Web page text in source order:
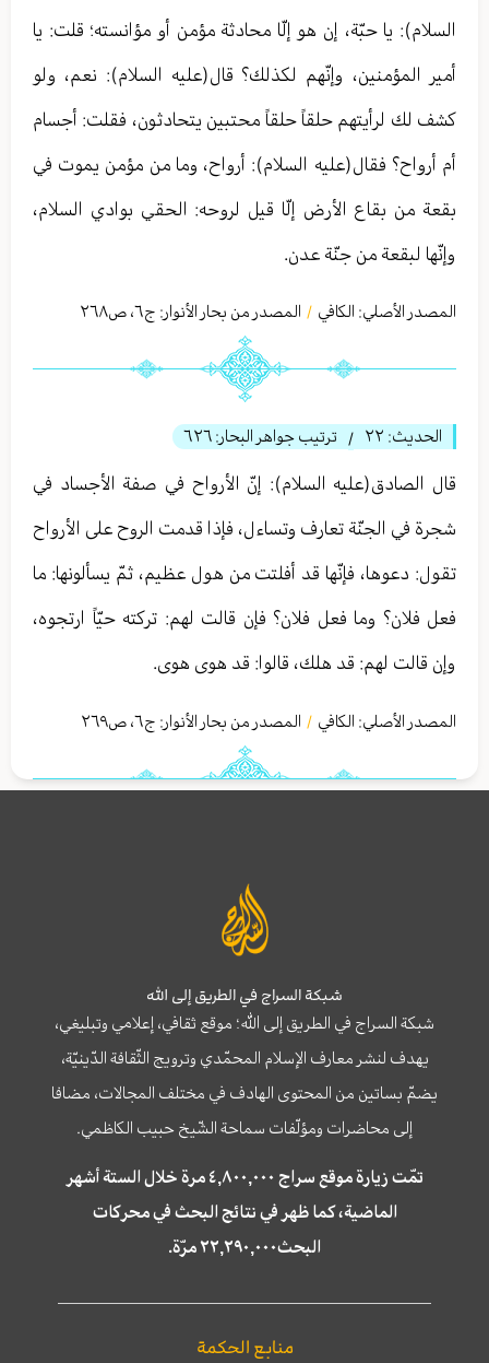
السلام): يا حبّة، إن هو إلّا محادثة مؤمن أو مؤانسته؛ قلت: يا
أمير المؤمنين، وإنّهم لكذلك؟ قال(عليه السلام): نعم، ولو
كشف لك لرأيتهم حلقاً حلقاً محتبين يتحادثون، فقلت: أجسام
أم أرواح؟ فقال(عليه السلام): أرواح، وما من مؤمن يموت في
بقعة من بقاع الأرض إلّا قيل لروحه: الحقي بوادي السلام،
وإنّها لبقعة من جنّة عدن.
المصدر الأصلي: الكافي / المصدر من بحار الأنوار: ج٦، ص٢٦٨
الحديث: ٢٢ / ترتيب جواهر البحار: ٦٢٦
قال الصادق(عليه السلام): إنّ الأرواح في صفة الأجساد في
شجرة في الجنّة تعارف وتساءل، فإذا قدمت الروح على الأرواح
تقول: دعوها، فإنّها قد أفلتت من هول عظيم، ثمّ يسألونها: ما
فعل فلان؟ وما فعل فلان؟ فإن قالت لهم: تركته حيّاً ارتجوه،
وإن قالت لهم: قد هلك، قالوا: قد هوى هوى.
المصدر الأصلي: الكافي / المصدر من بحار الأنوار: ج٦، ص٢٦٩
شبكة السراج في الطريق إلى الله
شبكة السراج في الطريق إلى الله؛ موقع ثقافي، إعلامي وتبليغي،
يهدف لنشر معارف الإسلام المحمّدي وترويج الثّقافة الدّينيّة،
يضمّ بساتين من المحتوى الهادف في مختلف المجالات، مضافا
إلى محاضرات ومؤلّفات سماحة الشّيخ حبيب الكاظمي.
تمّت زيارة موقع سراج ٤,٨٠٠,٠٠٠ مرة خلال الستة أشهر
الماضية، كما ظهر في نتائج البحث في محركات
البحث٢٢,٢٩٠,٠٠٠ مرّة.
منابع الحكمة